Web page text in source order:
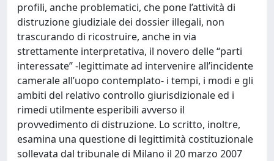
profili, anche problematici, che pone l’attività di
distruzione giudiziale dei dossier illegali, non
trascurando di ricostruire, anche in via
strettamente interpretativa, il novero delle “parti
interessate” -legittimate ad intervenire all’incidente
camerale all’uopo contemplato- i tempi, i modi e gli
ambiti del relativo controllo giurisdizionale ed i
rimedi utilmente esperibili avverso il
provvedimento di distruzione. Lo scritto, inoltre,
esamina una questione di legittimità costituzionale
sollevata dal tribunale di Milano il 20 marzo 2007